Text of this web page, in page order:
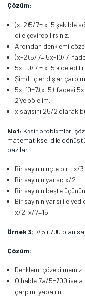
Çözüm:
(x-2)5/7= x-5 şekilde
dile çevirebilirsiniz.
Ardından denklemi
(x-2).5/7= 5x-10/7
5x-10/7 = x-5 elde edilir.
Şimdi içler dışlar
5x-10=7.(x-5) ifadesi
2’ye bölelim.
x sayısını 25/2 olarak
Not: Kesir problemleri
matematiksel dile
bazıları:
Bir sayının üçte biri: x/3
Bir sayının yarısı: x/2
Bir sayının beşte
Bir sayının yarısı ile
x/2+x/7=15
Örnek 3: 7/5'i 700 olan
Çözüm:
Denklemi çözebilmemiz
O halde 7a/5=700 ise a
çarpımı yapalım.